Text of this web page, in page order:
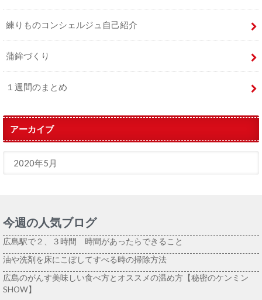
練りものコンシェルジュ自己紹介
蒲鉾づくり
１週間のまとめ
アーカイブ
今週の人気ブログ
広島駅で２、３時間 時間があったらできること
油や洗剤を床にこぼしてすべる時の掃除方法
広島のがんす美味しい食べ方とオススメの温め方【秘密のケンミン
SHOW】